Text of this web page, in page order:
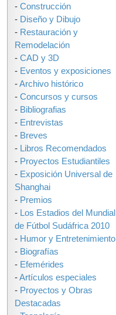
- Construcción
- Diseño y Dibujo
- Restauración y
Remodelación
- CAD y 3D
- Eventos y exposiciones
-Archivo histórico
- Concursos y cursos
- Bibliografias
- Entrevistas
- Breves
- Libros Recomendados
- Proyectos Estudiantiles
- Exposición Universal de
Shanghai
- Premios
- Los Estadios del Mundial
de Fútbol Sudáfrica 2010
- Humor y Entretenimiento
- Biografías
- Efemérides
-Artículos especiales
- Proyectos y Obras
Destacadas